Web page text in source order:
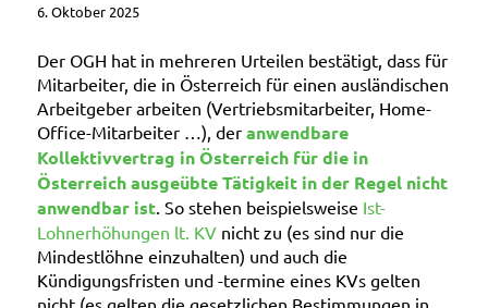
6. Oktober 2025
Der OGH hat in mehreren Urteilen bestätigt, dass für
Mitarbeiter, die in Österreich für einen ausländischen
Arbeitgeber arbeiten (Vertriebsmitarbeiter, Home-
Office-Mitarbeiter …), der anwendbare
Kollektivvertrag in Österreich für die in
Österreich ausgeübte Tätigkeit in der Regel nicht
anwendbar ist. So stehen beispielsweise Ist-
Lohnerhöhungen lt. KVnicht zu (es sind nur die
Mindestlöhne einzuhalten) und auch die
Kündigungsfristen und -termine eines KVs gelten
nicht (es gelten die gesetzlichen Bestimmungen in